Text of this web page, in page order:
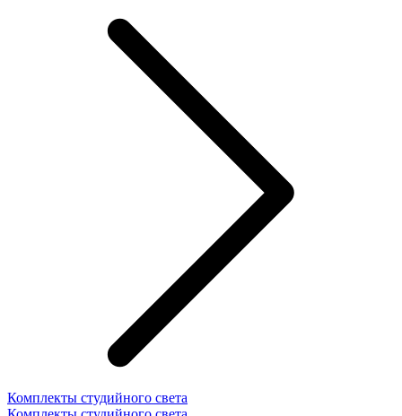
Комплекты студийного света